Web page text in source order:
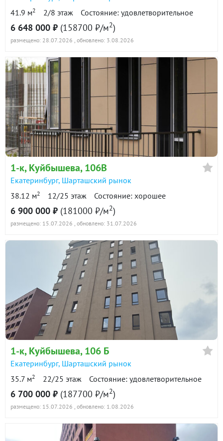
3 вариант: это полная отделка квартиры с санузлом
в дизайнерской отделке.
Так же возможны разные варианты покупки
квартиры такие как семейная ипотека, и рассрочка.
41.9 м2 2/8 этаж Состояние: удовлетворительное
6 648 000 ₽ (158700 ₽/м2)
размещено: 28.07.2026 , обновлено: 3.08.2026
1-к, Куйбышева, 106В
Екатеринбург, Шарташский рынок
38.12 м2 12/25 этаж Состояние: хорошее
6 900 000 ₽ (181000 ₽/м2)
размещено: 15.07.2026 , обновлено: 31.07.2026
1-к, Куйбышева, 106 Б
Екатеринбург, Шарташский рынок
35.7 м2 22/25 этаж Состояние: удовлетворительное
6 700 000 ₽ (187700 ₽/м2)
размещено: 15.07.2026 , обновлено: 1.08.2026